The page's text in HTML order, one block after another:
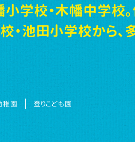
学校・木幡中学校
・池田小学校から
稚園 登りこども園